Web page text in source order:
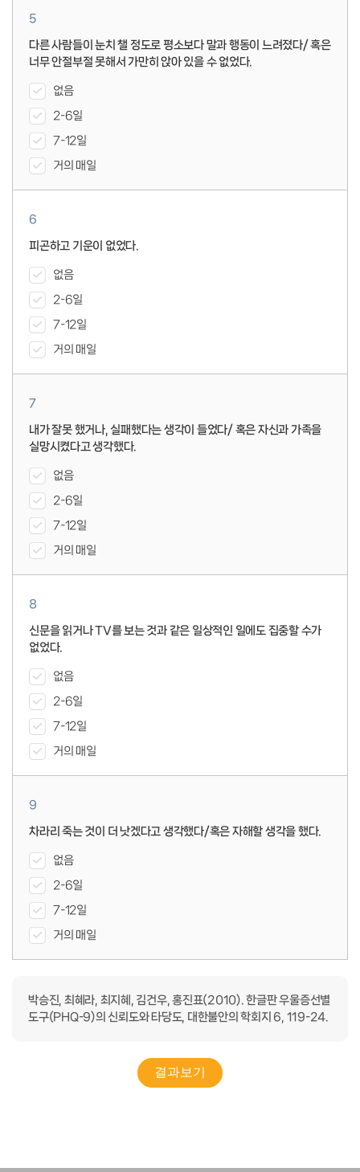
5
다른 사람들이 눈치 챌 정도로 평소보다 말과 행동이 느려졌다/ 혹은
너무 안절부절 못해서 가만히 앉아 있을 수 없었다.
없음
2-6일
7-12일
거의 매일
6
피곤하고 기운이 없었다.
없음
2-6일
7-12일
거의 매일
7
내가 잘못 했거나, 실패했다는 생각이 들었다/ 혹은 자신과 가족을
실망시켰다고 생각했다.
없음
2-6일
7-12일
거의 매일
8
신문을 읽거나 TV를 보는 것과 같은 일상적인 일에도 집중할 수가
없었다.
없음
2-6일
7-12일
거의 매일
9
차라리 죽는 것이 더 낫겠다고 생각했다/혹은 자해할 생각을 했다.
없음
2-6일
7-12일
거의 매일
박승진, 최혜라, 최지혜, 김건우, 홍진표(2010). 한글판 우울증선별
도구(PHQ-9)의 신뢰도와 타당도, 대한불안의 학회지 6, 119-24.